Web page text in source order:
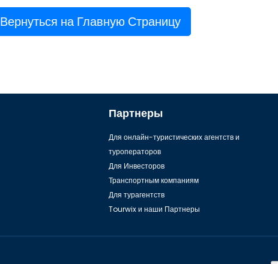
Вернуться на Главную Страницу
Партнеры
Для онлайн-туристических агентств и
туроператоров
Для Инвесторов
Транспортным компаниям
Для турагентств
Tourwix и наши Партнеры